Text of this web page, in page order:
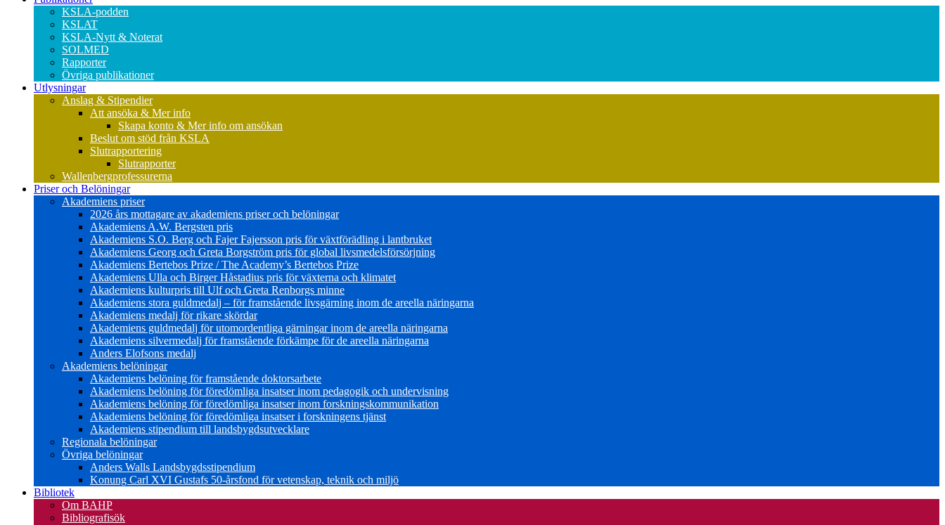
KSLA-podden
KSLAT
KSLA-Nytt & Noterat
SOLMED
Rapporter
Övriga publikationer
Utlysningar
Anslag & Stipendier
Att ansöka & Mer info
Skapa konto & Mer info om ansökan
Beslut om stöd från KSLA
Slutrapportering
Slutrapporter
Wallenbergprofessurerna
Priser och Belöningar
Akademiens priser
2026 års mottagare av akademiens priser och belöningar
Akademiens A.W. Bergsten pris
Akademiens S.O. Berg och Fajer Fajersson pris för växtförädling i lantbruket
Akademiens Georg och Greta Borgström pris för global livsmedelsförsörjning
Akademiens Bertebos Prize / The Academy’s Bertebos Prize
Akademiens Ulla och Birger Håstadius pris för växterna och klimatet
Akademiens kulturpris till Ulf och Greta Renborgs minne
Akademiens stora guldmedalj – för framstående livsgärning inom de areella näringarna
Akademiens medalj för rikare skördar
Akademiens guldmedalj för utomordentliga gärningar inom de areella näringarna
Akademiens silvermedalj för framstående förkämpe för de areella näringarna
Anders Elofsons medalj
Akademiens belöningar
Akademiens belöning för framstående doktorsarbete
Akademiens belöning för föredömliga insatser inom pedagogik och undervisning
Akademiens belöning för föredömliga insatser inom forskningskommunikation
Akademiens belöning för föredömliga insatser i forskningens tjänst
Akademiens stipendium till landsbygdsutvecklare
Regionala belöningar
Övriga belöningar
Anders Walls Landsbygdsstipendium
Konung Carl XVI Gustafs 50-årsfond för vetenskap, teknik och miljö
Bibliotek
Om BAHP
Bibliografisök